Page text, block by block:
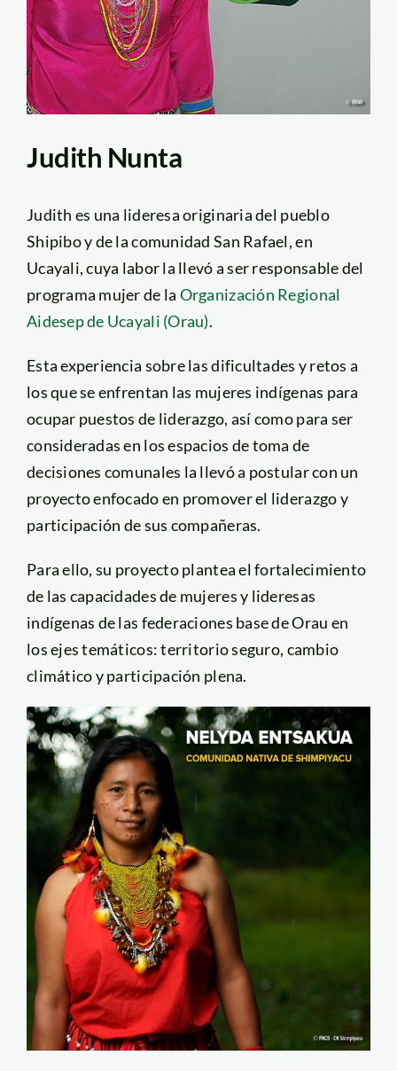
Judith Nunta
Judith es una lideresa originaria del pueblo
Shipibo y de la comunidad San Rafael, en
Ucayali, cuya labor la llevó a ser responsable del
programa mujer de la Organización Regional
Aidesep de Ucayali (Orau).
Esta experiencia sobre las dificultades y retos a
los que se enfrentan las mujeres indígenas para
ocupar puestos de liderazgo, así como para ser
consideradas en los espacios de toma de
decisiones comunales la llevó a postular con un
proyecto enfocado en promover el liderazgo y
participación de sus compañeras.
Para ello, su proyecto plantea el fortalecimiento
de las capacidades de mujeres y lideresas
indígenas de las federaciones base de Orau en
los ejes temáticos: territorio seguro, cambio
climático y participación plena.